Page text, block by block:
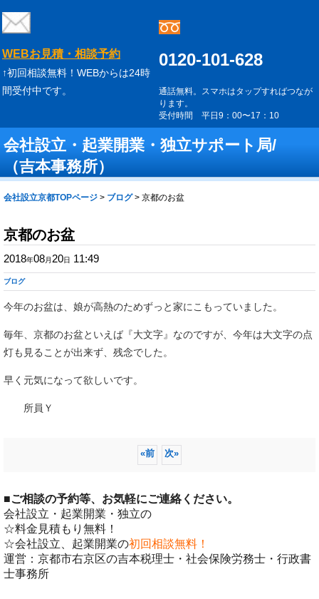
WEBお見積・相談予約
↑初回相談無料！WEBからは24時
間受付中です。
0120-101-628
通話無料。スマホはタップすればつなが
ります。
受付時間 平日9：00〜17：10
会社設立・起業開業・独立サポート局/
（吉本事務所）
会社設立京都TOPページ > ブログ > 京都のお盆
京都のお盆
2018年08月 20日 11:49
ブログ
今年のお盆は、娘が高熱のためずっと家にこもっていました。
毎年、京都のお盆といえば『大文字』なのですが、今年は大文字の点
灯も見ることが出来ず、残念でした。
早く元気になって欲しいです。
所員Ｙ
«前 次»
■ご相談の予約等、お気軽にご連絡ください。
会社設立・起業開業・独立の
☆料金見積もり無料！
☆会社設立、起業開業の初回相談無料！
運営：京都市右京区の吉本税理士・社会保険労務士・行政書
士事務所